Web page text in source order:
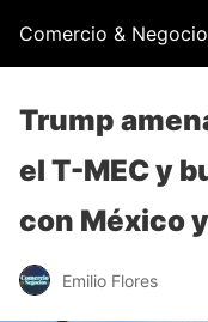
Comercio &
Trump
el T-MEC y
con México
Emilio Flores